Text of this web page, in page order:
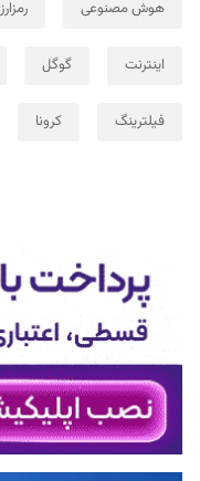
هوش مصنوعی رمزارز
اینترنت گوگل
فیلترینگ کرونا